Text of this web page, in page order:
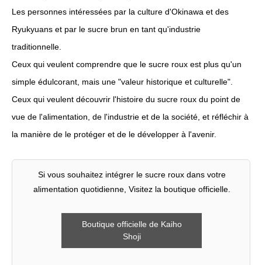
Les personnes intéressées par la culture d'Okinawa et des
Ryukyuans et par le sucre brun en tant qu'industrie
traditionnelle.
Ceux qui veulent comprendre que le sucre roux est plus qu'un
simple édulcorant, mais une "valeur historique et culturelle".
Ceux qui veulent découvrir l'histoire du sucre roux du point de
vue de l'alimentation, de l'industrie et de la société, et réfléchir à
la manière de le protéger et de le développer à l'avenir.
Si vous souhaitez intégrer le sucre roux dans votre
alimentation quotidienne, Visitez la boutique officielle.
Boutique officielle de Kaiho
Shoji